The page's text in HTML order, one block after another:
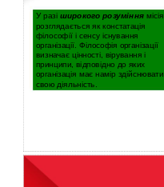
У разі широкого розуміння місія
розглядається як констатація
філософії і сенсу існування
організації. Філософія організації
визначає цінності, вірування і
принципи, відповідно до яких
організація має намір здійснювати
свою діяльність.